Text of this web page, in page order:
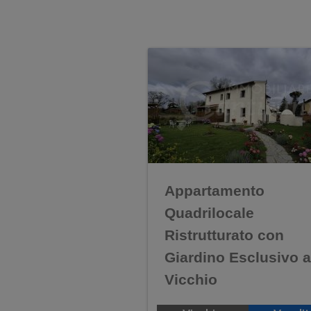
Appartamento
Quadrilocale
Ristrutturato con
Giardino Esclusivo a
Vicchio